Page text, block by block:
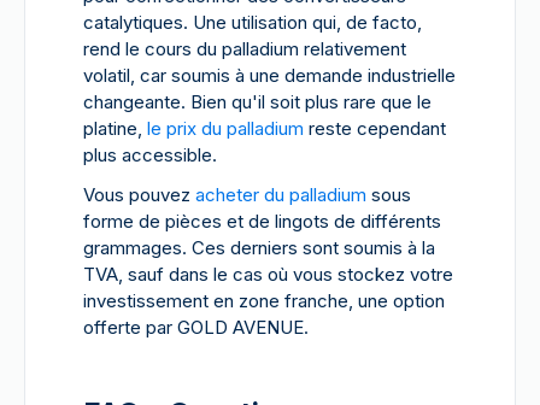
catalytiques. Une utilisation qui, de facto,
rend le cours du palladium relativement
volatil, car soumis à une demande industrielle
changeante. Bien qu'il soit plus rare que le
platine, le prix du palladium reste cependant
plus accessible.
Vous pouvez acheter du palladium sous
forme de pièces et de lingots de différents
grammages. Ces derniers sont soumis à la
TVA, sauf dans le cas où vous stockez votre
investissement en zone franche, une option
offerte par GOLD AVENUE.